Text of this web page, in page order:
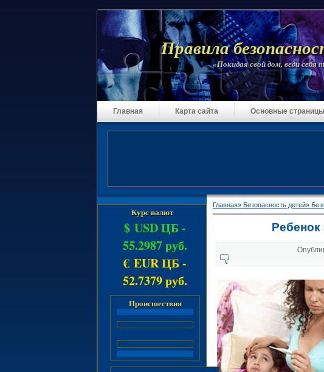
Главная» Безопасность детей»
Ребенок
Курс валют
$ USD ЦБ -
55.2987 руб.
€ EUR ЦБ -
52.7379 руб.
Происшествия
Правила
«Покидая свой дом, веди себя
Главная Карта сайта Основные страницы